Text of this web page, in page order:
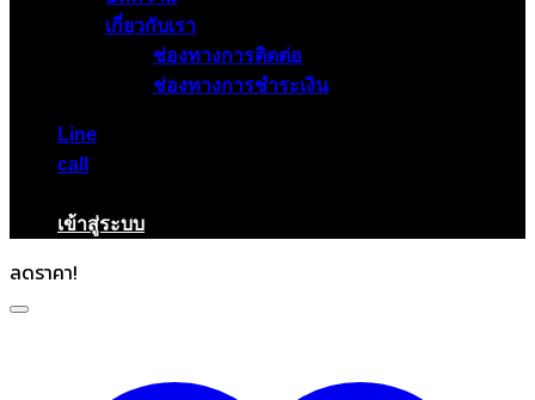
เกี่ยวกับเรา
ช่องทางการติดต่อ
ช่องทางการชำระเงิน
Line
call
เข้าสู่ระบบ
ลดราคา!